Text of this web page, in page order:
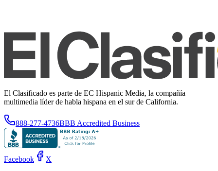
El Clasificado es parte de EC Hispanic Media, la compañía
multimedia líder de habla hispana en el sur de California.
888-277-4736BBB Accredited Business
Facebook X